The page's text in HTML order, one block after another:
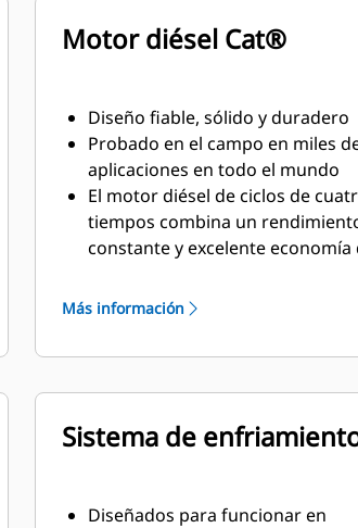
Motor diésel Cat®
Diseño fiable, sólido y duradero
Probado en el campo en miles
aplicaciones en todo el mundo
El motor diésel de ciclos de
tiempos combina un
constante y excelente economía
Más información
Sistema de
Diseñados para funcionar en